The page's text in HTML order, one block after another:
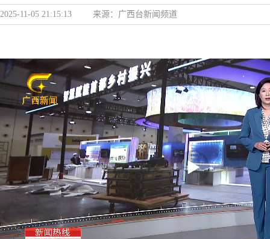
2025-11-05 21:15:13 来源： 广西台新闻频道